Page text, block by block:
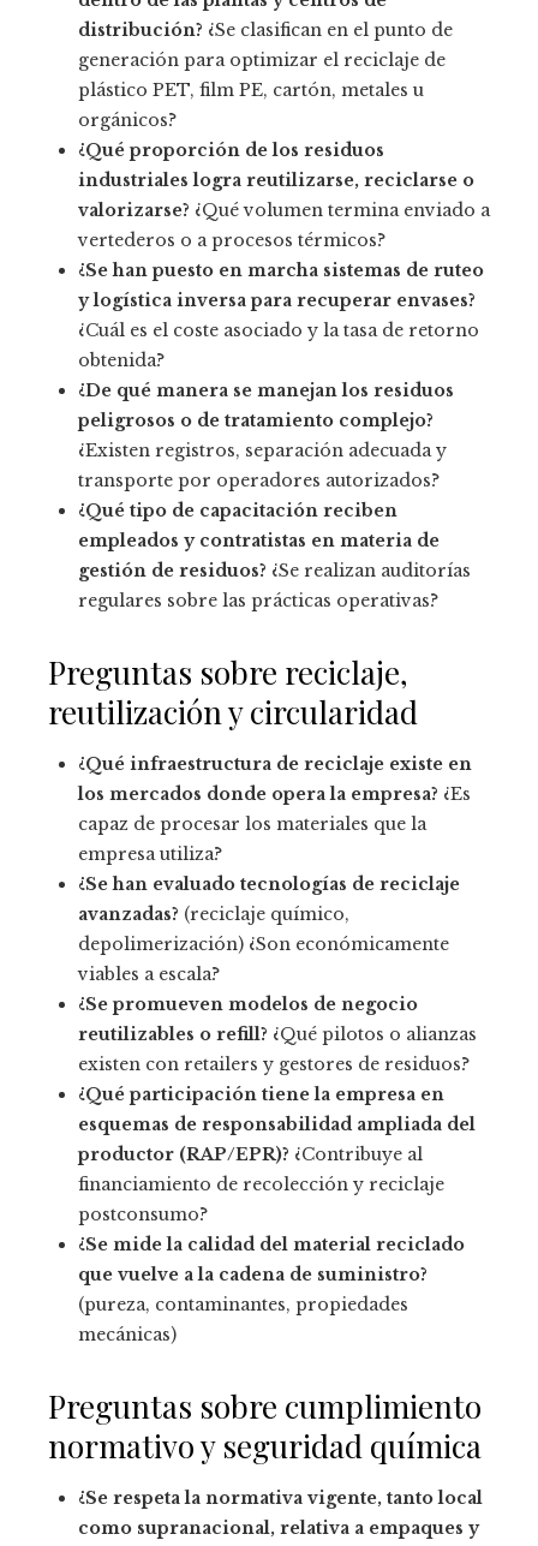
distribución? ¿Se clasifican en el punto de
generación para optimizar el reciclaje de
plástico PET, film PE, cartón, metales u
orgánicos?
¿Qué proporción de los residuos
industriales logra reutilizarse, reciclarse o
valorizarse? ¿Qué volumen termina enviado a
vertederos o a procesos térmicos?
¿Se han puesto en marcha sistemas de ruteo
y logística inversa para recuperar envases?
¿Cuál es el coste asociado y la tasa de retorno
obtenida?
¿De qué manera se manejan los residuos
peligrosos o de tratamiento complejo?
¿Existen registros, separación adecuada y
transporte por operadores autorizados?
¿Qué tipo de capacitación reciben
empleados y contratistas en materia de
gestión de residuos? ¿Se realizan auditorías
regulares sobre las prácticas operativas?
Preguntas sobre reciclaje,
reutilización y circularidad
¿Qué infraestructura de reciclaje existe en
los mercados donde opera la empresa? ¿Es
capaz de procesar los materiales que la
empresa utiliza?
¿Se han evaluado tecnologías de reciclaje
avanzadas? (reciclaje químico,
depolimerización) ¿Son económicamente
viables a escala?
¿Se promueven modelos de negocio
reutilizables o refill? ¿Qué pilotos o alianzas
existen con retailers y gestores de residuos?
¿Qué participación tiene la empresa en
esquemas de responsabilidad ampliada del
productor (RAP/EPR)? ¿Contribuye al
financiamiento de recolección y reciclaje
postconsumo?
¿Se mide la calidad del material reciclado
que vuelve a la cadena de suministro?
(pureza, contaminantes, propiedades
mecánicas)
Preguntas sobre cumplimiento
normativo y seguridad química
¿Se respeta la normativa vigente, tanto local
como supranacional, relativa a empaques y